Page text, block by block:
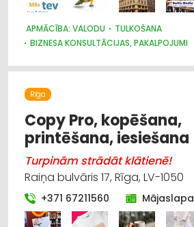
APMĀCĪBA: VALODU
TULKOŠANA
BIZNESA KONSULTĀCIJAS, PAKALPOJUMI
Rīga
Copy Pro, kopēšana,
printēšana, iesiešana
Turpinām strādāt klātienē!
Raiņa bulvāris 17, Rīga, LV-1050
+371 67211560 Mājaslapa